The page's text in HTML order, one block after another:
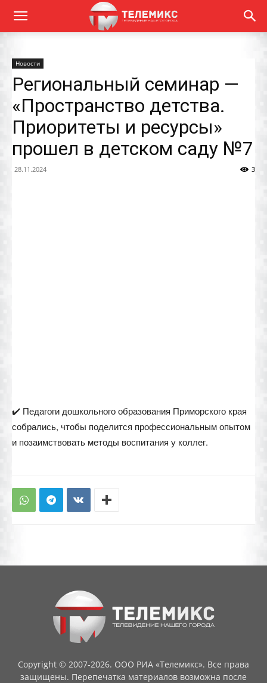
Новости
Региональный семинар —
«Пространство детства.
Приоритеты и ресурсы»
прошел в детском саду №7
28.11.2024 3
✔️ Педагоги дошкольного образования Приморского края
собрались, чтобы поделится профессиональным опытом
и позаимствовать методы воспитания у коллег.
Copyright © 2007-2026. ООО РИА «Телемикс». Все права
защищены. Перепечатка материалов возможна после